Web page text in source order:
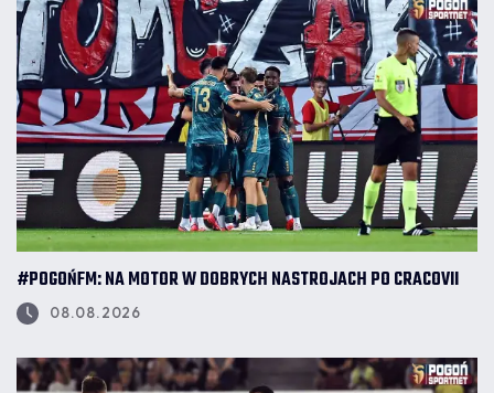
#POGOŃFM: NA MOTOR W DOBRYCH NASTROJACH PO CRACOVII
08.08.2026